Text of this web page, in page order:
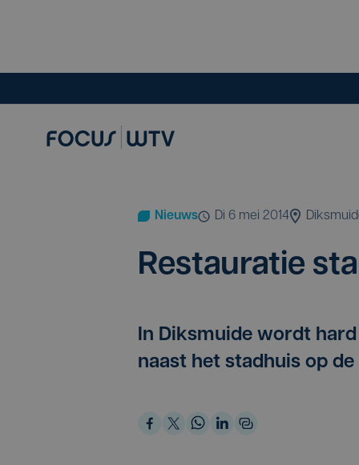
Nieuws di 6 mei 2014
Res­tau­ra­tie
In Diksmuide wordt
naast het stadhuis op